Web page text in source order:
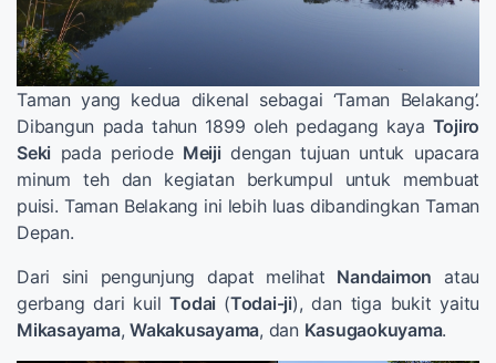
Taman yang kedua dikenal sebagai ‘Taman Belakang’.
Dibangun pada tahun 1899 oleh pedagang kaya Tojiro
Seki pada periode Meiji dengan tujuan untuk upacara
minum teh dan kegiatan berkumpul untuk membuat
puisi. Taman Belakang ini lebih luas dibandingkan Taman
Depan.
Dari sini pengunjung dapat melihat Nandaimon atau
gerbang dari kuilTodai (Todai-ji), dan tiga bukit yaitu
Mikasayama, Wakakusayama, dan Kasugaokuyama.